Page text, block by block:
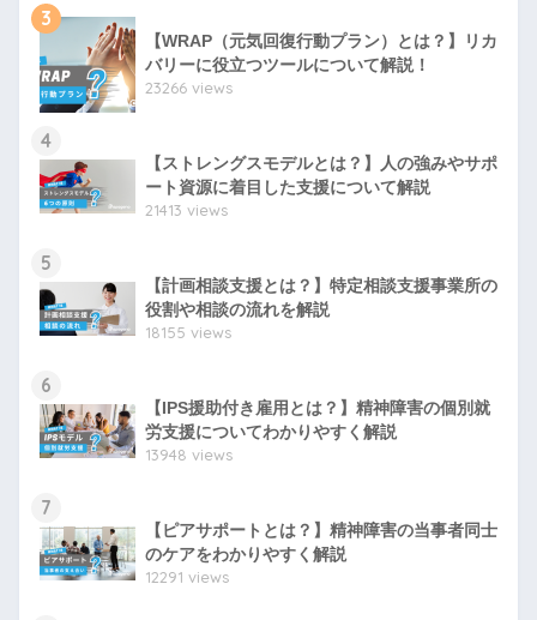
3
【WRAP（元気回復行動プラン）とは？】リカ
バリーに役立つツールについて解説！
23266 views
4
【ストレングスモデルとは？】人の強みやサポ
ート資源に着目した支援について解説
21413 views
5
【計画相談支援とは？】特定相談支援事業所の
役割や相談の流れを解説
18155 views
6
【IPS援助付き雇用とは？】精神障害の個別就
労支援についてわかりやすく解説
13948 views
7
【ピアサポートとは？】精神障害の当事者同士
のケアをわかりやすく解説
12291 views